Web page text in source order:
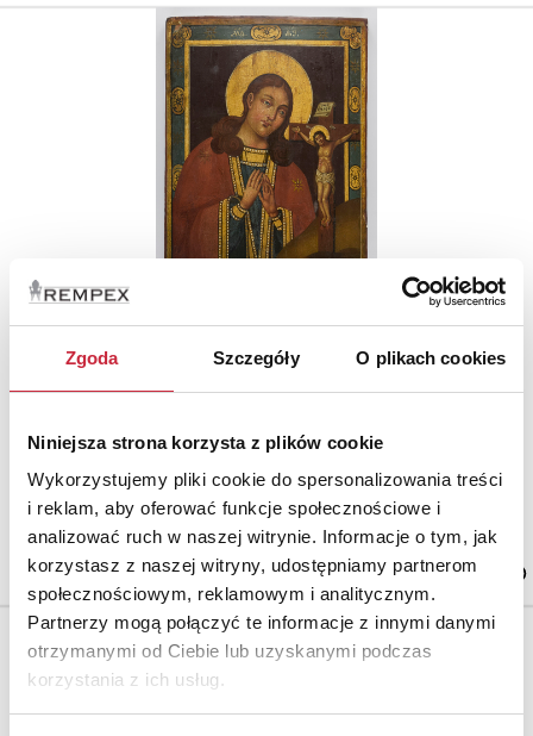
Zgoda Szczegóły O plikach cookies
Niniejsza strona korzysta z plików cookie
Wykorzystujemy pliki cookie do spersonalizowania treści
i reklam, aby oferować funkcje społecznościowe i
analizować ruch w naszej witrynie. Informacje o tym, jak
korzystasz z naszej witryny, udostępniamy partnerom
społecznościowym, reklamowym i analitycznym.
Partnerzy mogą połączyć te informacje z innymi danymi
otrzymanymi od Ciebie lub uzyskanymi podczas
korzystania z ich usług.
Nr katalogowy
Ikona - Matka Boża Achtyrska
tempera na desce, podkład kredowo-gipsowy; złocenia; 34,6 x 26,8 x
2,7 cm.
Rosja, 1 poł. XIX w.
estymacja: 2 900 - 3 500 zł